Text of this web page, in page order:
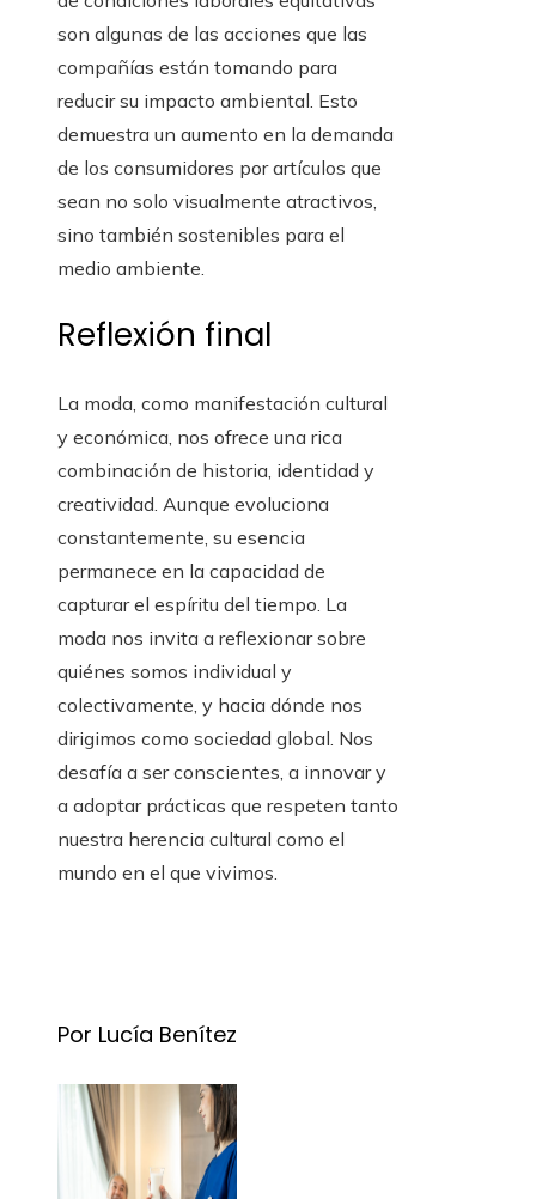
son algunas de las acciones que las
compañías están tomando para
reducir su impacto ambiental. Esto
demuestra un aumento en la demanda
de los consumidores por artículos que
sean no solo visualmente atractivos,
sino también sostenibles para el
medio ambiente.
Reflexión final
La moda, como manifestación cultural
y económica, nos ofrece una rica
combinación de historia, identidad y
creatividad. Aunque evoluciona
constantemente, su esencia
permanece en la capacidad de
capturar el espíritu del tiempo. La
moda nos invita a reflexionar sobre
quiénes somos individual y
colectivamente, y hacia dónde nos
dirigimos como sociedad global. Nos
desafía a ser conscientes, a innovar y
a adoptar prácticas que respeten tanto
nuestra herencia cultural como el
mundo en el que vivimos.
Por Lucía Benítez